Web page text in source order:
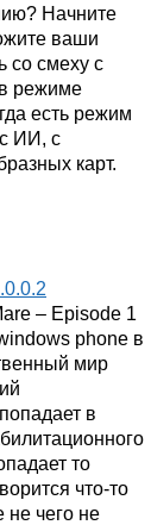
Начните
ваши
со смеху с
режиме
есть режим
ИИ, с
карт.
– Episode 1
phone в
мир
в
то
что-то
не чего не